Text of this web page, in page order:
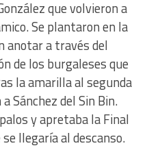
que volvieron a
Se plantaron en la
anotar a través del
de los burgaleses que
la amarilla al segunda
Sánchez del Sin Bin.
y apretaba la Final
llegaría al descanso.